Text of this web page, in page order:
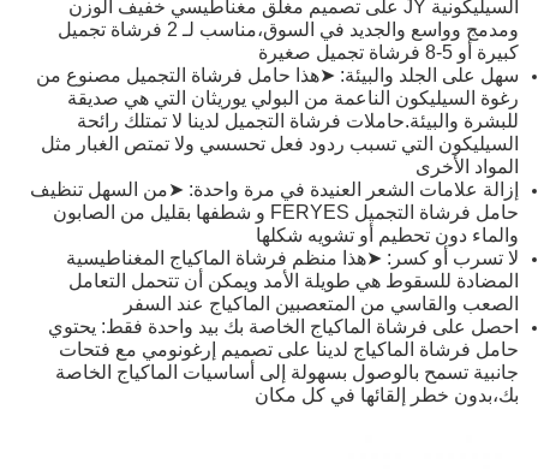
السيليكونية JY على تصميم مغلق مغناطيسي خفيف الوزن
ومدمج وواسع والجديد في السوق،مناسب لـ 2 فرشاة تجميل
كبيرة أو 5-8 فرشاة تجميل صغيرة
سهل على الجلد والبيئة: ➤هذا حامل فرشاة التجميل مصنوع من
رغوة السيليكون الناعمة من البولي يوريثان التي هي صديقة
للبشرة والبيئة.حاملات فرشاة التجميل لدينا لا تمتلك رائحة
السيليكون التي تسبب ردود فعل تحسسي ولا تمتص الغبار مثل
المواد الأخرى
إزالة علامات الشعر العنيدة في مرة واحدة: ➤من السهل تنظيف
حامل فرشاة التجميل FERYES و شطفها بقليل من الصابون
والماء دون تحطيم أو تشويه شكلها
لا تسرب أو كسر: ➤هذا منظم فرشاة الماكياج المغناطيسية
المضادة للسقوط هي طويلة الأمد ويمكن أن تتحمل التعامل
الصعب والقاسي من المتعصبين الماكياج عند السفر
احصل على فرشاة الماكياج الخاصة بك بيد واحدة فقط: يحتوي
حامل فرشاة الماكياج لدينا على تصميم إرغونومي مع فتحات
جانبية تسمح بالوصول بسهولة إلى أساسيات الماكياج الخاصة
بك،بدون خطر إلقائها في كل مكان